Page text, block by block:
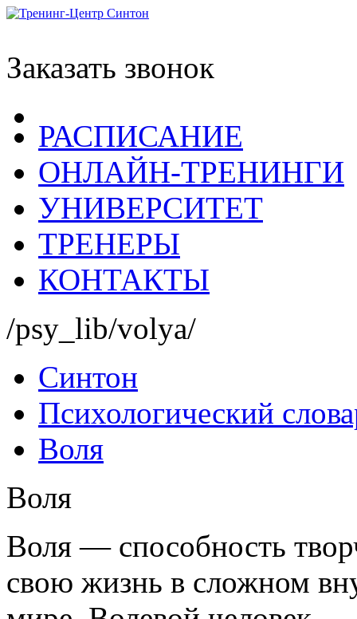
Заказать звонок
РАСПИСАНИЕ
ОНЛАЙН-ТРЕНИНГИ
УНИВЕРСИТЕТ
ТРЕНЕРЫ
КОНТАКТЫ
/psy_lib/volya/
Синтон
Психологический
Воля
Воля
Воля — способность
свою жизнь в сложном